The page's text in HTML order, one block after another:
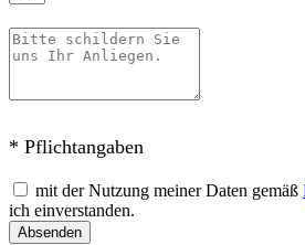
* Pflichtangaben
mit der Nutzung meiner Daten gemäß
ich einverstanden.
Absenden